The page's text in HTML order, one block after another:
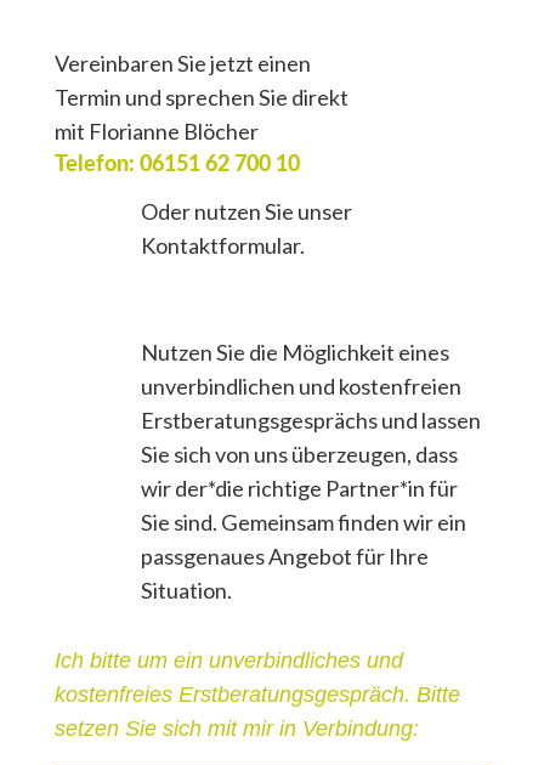
Vereinbaren Sie jetzt einen
Termin und sprechen Sie direkt
mit Florianne Blöcher
Telefon: 06151 62 700 10
Oder nutzen Sie unser
Kontaktformular.
Nutzen Sie die Möglichkeit eines
unverbindlichen und kostenfreien
Erstberatungsgesprächs und lassen
Sie sich von uns überzeugen, dass
wir der*die richtige Partner*in für
Sie sind. Gemeinsam finden wir ein
passgenaues Angebot für Ihre
Situation.
Ich bitte um ein unverbindliches und
kostenfreies Erstberatungsgespräch. Bitte
setzen Sie sich mit mir in Verbindung: